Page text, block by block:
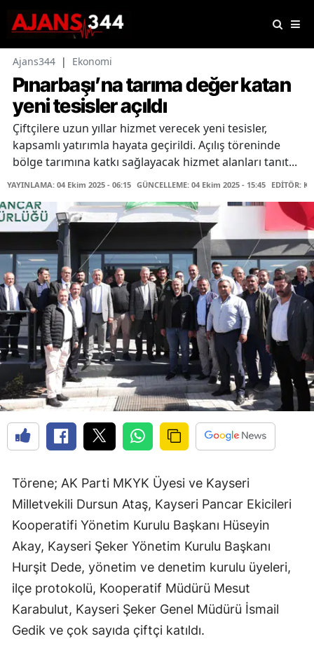
Ajans344 | Ekonomi
Pınarbaşı’na tarıma değer katan
yeni tesisler açıldı
Çiftçilere uzun yıllar hizmet verecek yeni tesisler,
kapsamlı yatırımla hayata geçirildi. Açılış töreninde
bölge tarımına katkı sağlayacak hizmet alanları tanıt...
YAYINLAMA: 04 Ekim 2025 - 06:15 GÜNCELLEME: 04 Ekim 2025 - 15:45 EDİTÖR:
Törene; AK Parti MKYK Üyesi ve Kayseri
Milletvekili Dursun Ataş, Kayseri Pancar Ekicileri
Kooperatifi Yönetim Kurulu Başkanı Hüseyin
Akay, Kayseri Şeker Yönetim Kurulu Başkanı
Hurşit Dede, yönetim ve denetim kurulu üyeleri,
ilçe protokolü, Kooperatif Müdürü Mesut
Karabulut, Kayseri Şeker Genel Müdürü İsmail
Gedik ve çok sayıda çiftçi katıldı.